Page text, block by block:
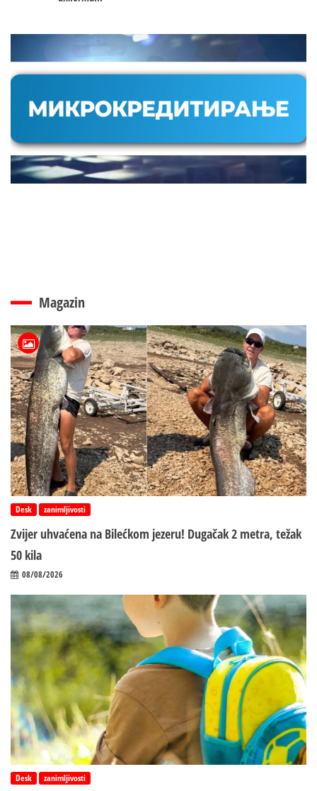
Magazin
Desk zanimljivosti
Zvijer uhvaćena na Bilećkom jezeru! Dugačak 2 metra, težak
50 kila
08/08/2026
Desk zanimljivosti